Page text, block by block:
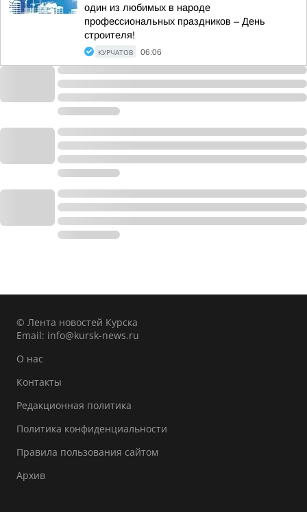
один из любимых в народе
профессиональных праздников – День
строителя!
КУРЧАТОВ 06:06
© Лента новостей Курска
Email: info@kursk-news.ru
О нас
Контакты
Редакционная политика
Политика конфиденциальности
Правила пользования сайтом
Архив